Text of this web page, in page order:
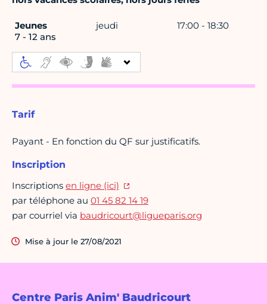
Centre Paris Anim' Baudricourt
Jeunes
7 - 12 ans
jeudi 17:00 - 18:30
Tarif
Payant - En fonction du QF sur justificatifs.
Inscription
Inscriptions en ligne (ici)
par téléphone au 01 45 82 14 19
par courriel via baudricourt@ligueparis.org
Mise à jour le 27/08/2021